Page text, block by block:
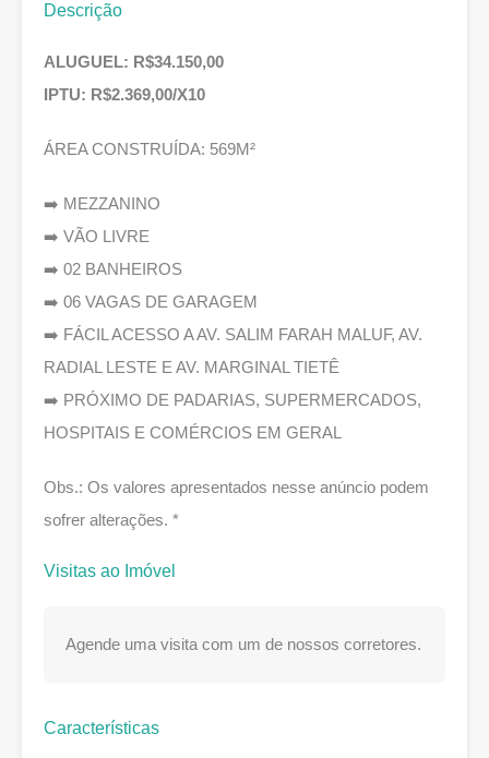
Descrição
ALUGUEL: R$34.150,00
IPTU: R$2.369,00/X10
ÁREA CONSTRUÍDA: 569M²
➡️ MEZZANINO
➡️ VÃO LIVRE
➡️ 02 BANHEIROS
➡️ 06 VAGAS DE GARAGEM
➡️ FÁCIL ACESSO A AV. SALIM FARAH MALUF, AV.
RADIAL LESTE E AV. MARGINAL TIETÊ
➡️ PRÓXIMO DE PADARIAS, SUPERMERCADOS,
HOSPITAIS E COMÉRCIOS EM GERAL
Obs.: Os valores apresentados nesse anúncio podem
sofrer alterações. *
Visitas ao Imóvel
Agende uma visita com um de nossos corretores.
Características